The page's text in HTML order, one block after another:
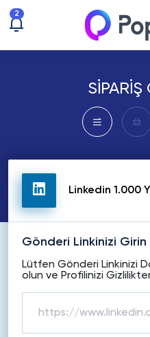
2
SİPARİŞ
Linkedin 1.000
Gönderi Linkinizi Girin
Lütfen Gönderi Linkinizi
olun ve Profilinizi